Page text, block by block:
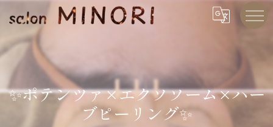
✨ポテンツァ×エクソソーム×ハー
ブピーリング✨